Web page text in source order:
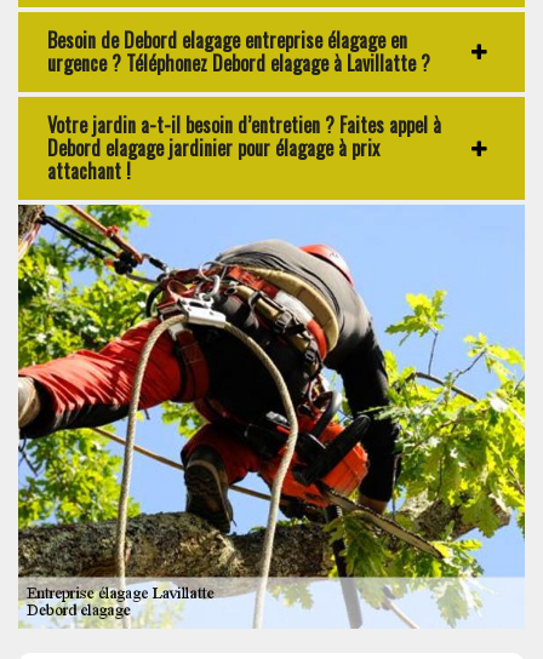
Besoin de Debord elagage entreprise élagage en
urgence ? Téléphonez Debord elagage à Lavillatte ?
Votre jardin a-t-il besoin d’entretien ? Faites appel à
Debord elagage jardinier pour élagage à prix
attachant !